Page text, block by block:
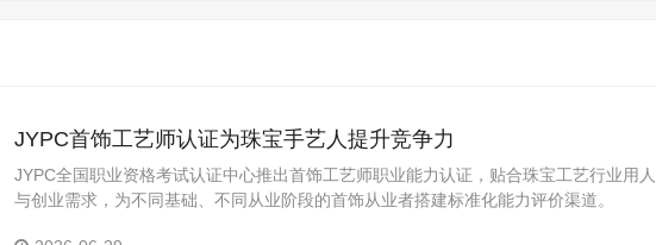
JYPC首饰工艺师认证为珠宝手艺人提升竞争力
JYPC全国职业资格考试认证中心推出首饰工艺师职业能力认证，贴合珠宝工艺行业用人
与创业需求，为不同基础、不同从业阶段的首饰从业者搭建标准化能力评价渠道。